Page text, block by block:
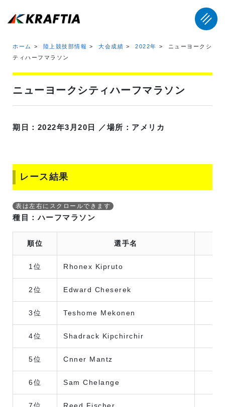
ホーム 陸上競技部情報 大会成績 2022年
ニューヨークシ
ティハーフマラソン
ニューヨークシティハーフマラソン
期日：2022年3月20日 ／場所：アメリカ
レース結果
種目：ハーフマラソン
順位 選手名
1位 Rhonex Kipruto
2位 Edward Cheserek
3位 Teshome Mekonen
4位 Shadrack Kipchirchir
5位 Cnner Mantz
6位 Sam Chelange